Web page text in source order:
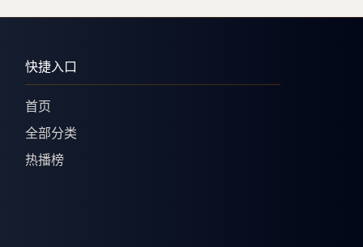
快捷入口
首页
全部分类
热播榜